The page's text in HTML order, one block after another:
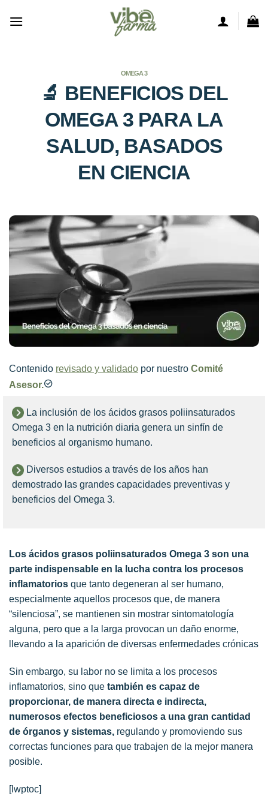
OMEGA 3
🔬 BENEFICIOS DEL
OMEGA 3 PARA LA
SALUD, BASADOS
EN CIENCIA
Contenido revisado y validado por nuestro Comité
Asesor.
La inclusión de los ácidos grasos poliinsaturados
Omega 3 en la nutrición diaria genera un sinfín de
beneficios al organismo humano.
Diversos estudios a través de los años han
demostrado las grandes capacidades preventivas y
beneficios del Omega 3.
Los ácidos grasos poliinsaturados Omega 3 son una
parte indispensable en la lucha contra los procesos
inflamatorios que tanto degeneran al ser humano,
especialmente aquellos procesos que, de manera
“silenciosa”, se mantienen sin mostrar sintomatología
alguna, pero que a la larga provocan un daño enorme,
llevando a la aparición de diversas enfermedades crónicas
Sin embargo, su labor no se limita a los procesos
inflamatorios, sino que también es capaz de
proporcionar, de manera directa e indirecta,
numerosos efectos beneficiosos a una gran cantidad
de órganos y sistemas, regulando y promoviendo sus
correctas funciones para que trabajen de la mejor manera
posible.
[lwptoc]